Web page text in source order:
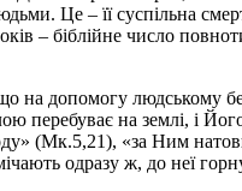
Це – її суспільна
– біблійне число
на допомогу людському
перебуває на землі, і
(Мк.5,21), «за Ним
одразу ж, до неї